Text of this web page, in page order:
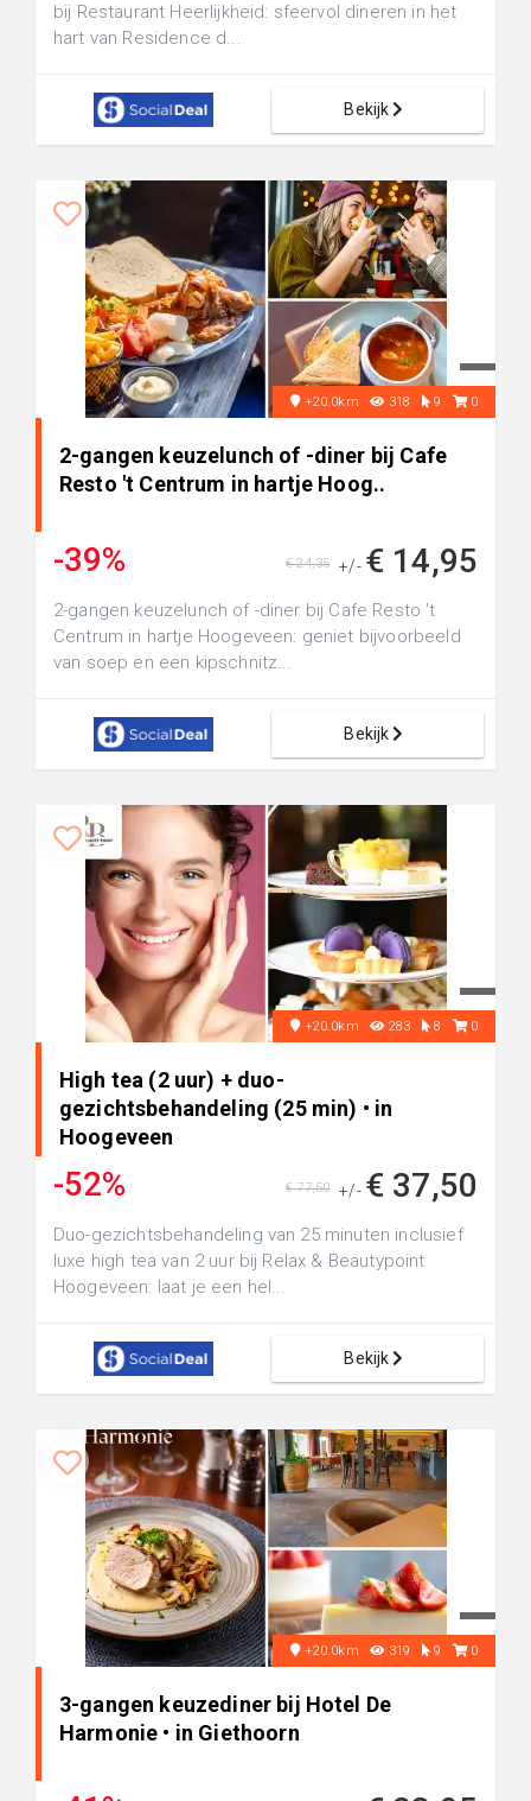
bij Restaurant Heerlijkheid: sfeervol dineren in het
hart van Residence d...
Bekijk
+20.0km 318 9 0
2-gangen keuzelunch of -diner bij Cafe
Resto 't Centrum in hartje Hoog..
-39% +/- € 14,95
€ 24,35
2-gangen keuzelunch of -diner bij Cafe Resto 't
Centrum in hartje Hoogeveen: geniet bijvoorbeeld
van soep en een kipschnitz...
Bekijk
+20.0km 283 8 0
High tea (2 uur) + duo-
gezichtsbehandeling (25 min) • in
Hoogeveen
-52% +/- € 37,50
€ 77,50
Duo-gezichtsbehandeling van 25 minuten inclusief
luxe high tea van 2 uur bij Relax & Beautypoint
Hoogeveen: laat je een hel...
Bekijk
+20.0km 319 9 0
3-gangen keuzediner bij Hotel De
Harmonie • in Giethoorn